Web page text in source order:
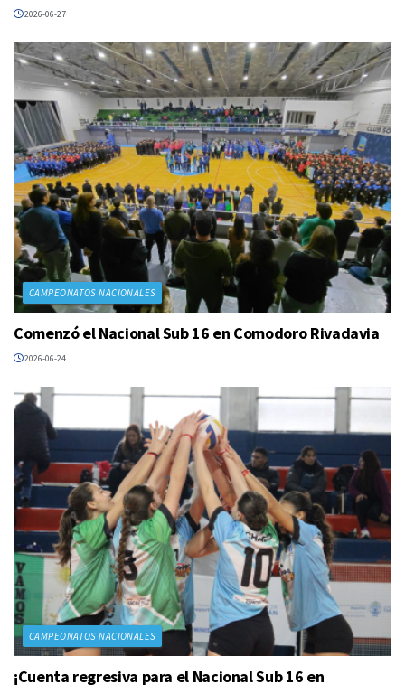
2026-06-27
CAMPEONATOS NACIONALES
Comenzó el Nacional Sub 16 en Comodoro Rivadavia
2026-06-24
CAMPEONATOS NACIONALES
¡Cuenta regresiva para el Nacional Sub 16 en